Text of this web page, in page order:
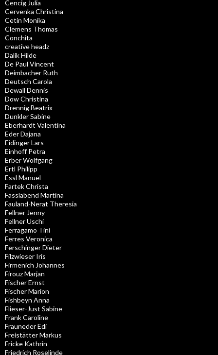
Cencig Julia
Cervenka Christina
Cetin Monika
Clemens Thomas
Conchita
creative headz
Dalik Hilde
De Paul Vincent
Deimbacher Ruth
Deutsch Carola
Dewall Dennis
Dow Christina
Drennig Beatrix
Dunkler Sabine
Eberhardt Valentina
Eder Dajana
Eidinger Lars
Einhoff Petra
Erber Wolfgang
Ertl Philipp
Essl Manuel
Fartek Christa
Fasslabend Martina
Fauland-Nerat Theresia
Fellner Jenny
Fellner Uschi
Ferragamo Tini
Ferres Veronica
Ferschinger Dieter
Filzwieser Iris
Firmenich Johannes
Firouz Marjan
Fischer Ernst
Fischer Marion
Fishbeyn Anna
Flieser-Just Sabine
Frank Caroline
Frauneder Edi
Freistätter Markus
Fricke Kathrin
Friedrich Roselinde